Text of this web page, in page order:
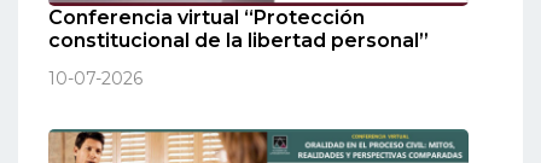
Conferencia virtual “Protección
constitucional de la libertad personal”
10-07-2026